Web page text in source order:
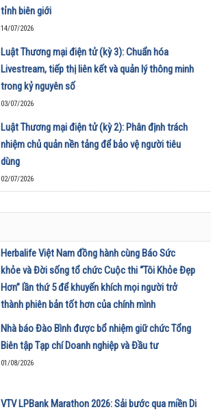
tỉnh biên giới
14/07/2026
Luật Thương mại điện tử (kỳ 3): Chuẩn hóa
Livestream, tiếp thị liên kết và quản lý thông minh
trong kỷ nguyên số
03/07/2026
Luật Thương mại điện tử (kỳ 2): Phân định trách
nhiệm chủ quản nền tảng để bảo vệ người tiêu
dùng
02/07/2026
Herbalife Việt Nam đồng hành cùng Báo Sức
khỏe và Đời sống tổ chức Cuộc thi “Tôi Khỏe Đẹp
Hơn” lần thứ 5 để khuyến khích mọi người trở
thành phiên bản tốt hơn của chính mình
01/08/2026
Nhà báo Đào Bình được bổ nhiệm giữ chức Tổng
Biên tập Tạp chí Doanh nghiệp và Đầu tư
01/08/2026
VTV LPBank Marathon 2026: Sải bước qua miền Di